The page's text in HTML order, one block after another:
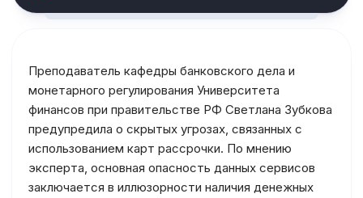
Преподаватель кафедры банковского дела и
монетарного регулирования Университета
финансов при правительстве РФ Светлана Зубкова
предупредила о скрытых угрозах, связанных с
использованием карт рассрочки. По мнению
эксперта, основная опасность данных сервисов
заключается в иллюзорности наличия денежных